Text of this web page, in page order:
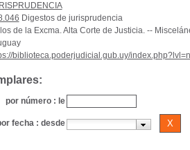
Digestos de jurisprudencia
de la Excma. Alta Corte de Justicia. --
biblioteca.poderjudicial.gub.uy/
por número : le
fecha : desde